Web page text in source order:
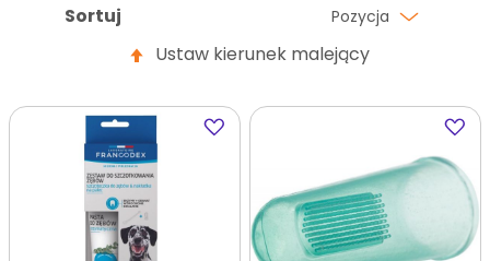
Sortuj Pozycja
Ustaw kierunek malejący
Dodaj
do
Dodaj
do